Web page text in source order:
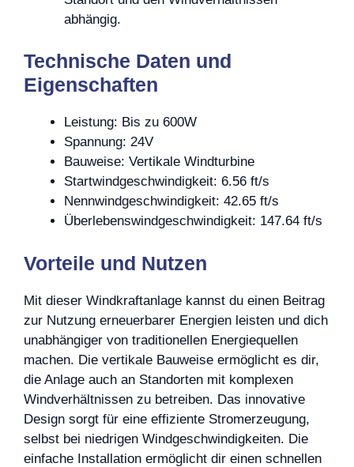
abhängig.
Technische Daten und
Eigenschaften
Leistung: Bis zu 600W
Spannung: 24V
Bauweise: Vertikale Windturbine
Startwindgeschwindigkeit: 6.56 ft/s
Nennwindgeschwindigkeit: 42.65 ft/s
Überlebenswindgeschwindigkeit: 147.64 ft/s
Vorteile und Nutzen
Mit dieser Windkraftanlage kannst du einen Beitrag
zur Nutzung erneuerbarer Energien leisten und dich
unabhängiger von traditionellen Energiequellen
machen. Die vertikale Bauweise ermöglicht es dir,
die Anlage auch an Standorten mit komplexen
Windverhältnissen zu betreiben. Das innovative
Design sorgt für eine effiziente Stromerzeugung,
selbst bei niedrigen Windgeschwindigkeiten. Die
einfache Installation ermöglicht dir einen schnellen